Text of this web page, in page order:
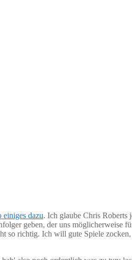
einiges dazu. Ich glaube Chris Roberts
geben, der uns möglicherweise
so richtig. Ich will gute Spiele